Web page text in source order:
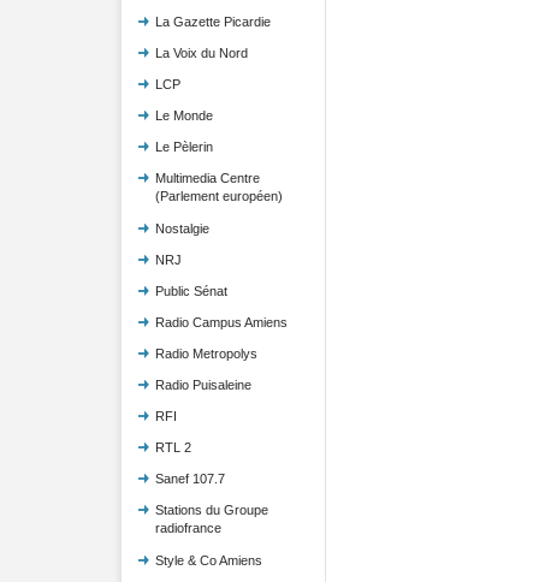
La Gazette Picardie
La Voix du Nord
LCP
Le Monde
Le Pèlerin
Multimedia Centre
(Parlement européen)
Nostalgie
NRJ
Public Sénat
Radio Campus Amiens
Radio Metropolys
Radio Puisaleine
RFI
RTL 2
Sanef 107.7
Stations du Groupe
radiofrance
Style & Co Amiens